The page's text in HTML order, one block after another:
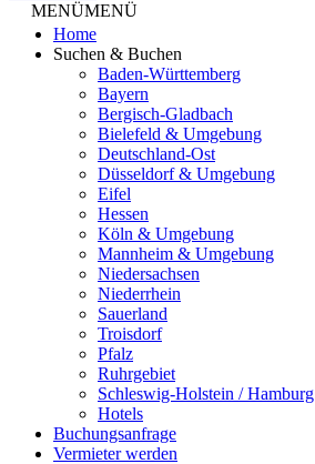
MENÜMENÜ
Home
Suchen & Buchen
Baden-Württemberg
Bayern
Bergisch-Gladbach
Bielefeld & Umgebung
Deutschland-Ost
Düsseldorf & Umgebung
Eifel
Hessen
Köln & Umgebung
Mannheim & Umgebung
Niedersachsen
Niederrhein
Sauerland
Troisdorf
Pfalz
Ruhrgebiet
Schleswig-Holstein / Hamburg
Hotels
Buchungsanfrage
Vermieter werden